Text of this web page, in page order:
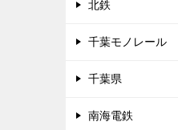
北鉄
千葉モノレール
千葉県
南海電鉄